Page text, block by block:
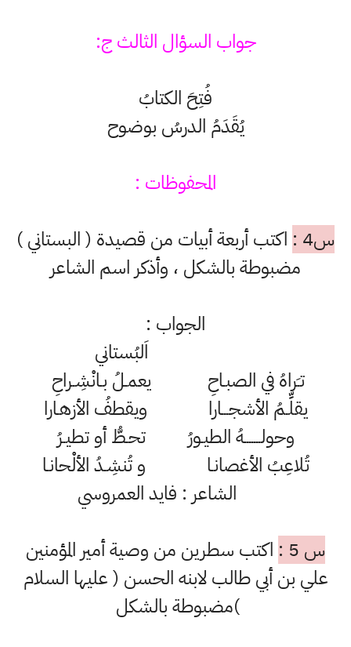
جواب السؤال الثالث ج:
فُتِحَ الكتابُ
يُقَدَمُ الدرسُ بوضوح
المحفوظات :
س4 :
اكتب أربعة أبيات من قصيدة ( البستاني )
مضبوطة بالشكل ، وأذكر اسم الشاعر
الجواب :
اَلبُستاني
تـَراهُ في الصبـاحِ يعمـلُ بـانْشِـراحِ
يقلِّـمُ الأشجـــارا ويقطفُ الأزهـارا
وحولـــــــهُ الطيـورُ تحـطُّ أو تطيـرُ
تُلاعِبُ الأغصانـا و تُنشِـدُ الألْحانـا
الشاعر : فايد العمروسي
س 5 :
اكتب سطرين من وصية أمير المؤمنين
علي بن أبي طالب لابنه الحسن ( عليها السلام
)مضبوطة بالشكل